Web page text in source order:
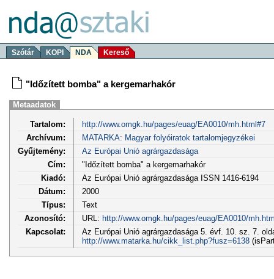
Szótár KOPI NDA Kereső
"Időzített bomba" a kergemarhakór
Metaadatok
Tartalom:
http://www.omgk.hu/pages/euag/EA0010/mh.html#7
Archívum:
MATARKA: Magyar folyóiratok tartalomjegyzékei
Gyűjtemény:
Az Európai Unió agrárgazdasága
Cím:
"Időzített bomba" a kergemarhakór
Kiadó:
Az Európai Unió agrárgazdasága ISSN 1416-6194
Dátum:
2000
Típus:
Text
Azonosító:
URL: http://www.omgk.hu/pages/euag/EA0010/
Kapcsolat:
Az Európai Unió agrárgazdasága 5. évf. 10. sz. 7.
http://www.matarka.hu/cikk_list.php?fusz=6138